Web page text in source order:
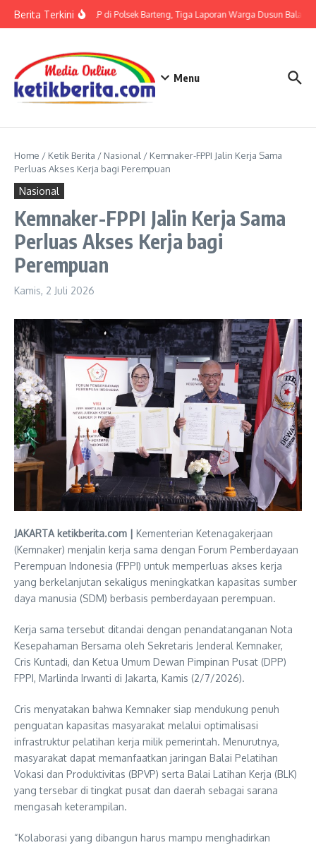
Berita TerkiniTerkait LP di Polsek Barteng, Tiga Laporan Warga Dusun Balaka
Menu
Home / Ketik Berita / Nasional / Kemnaker-FPPI Jalin Kerja Sama
Perluas Akses Kerja bagi Perempuan
Nasional
Kemnaker-FPPI Jalin Kerja Sama
Perluas Akses Kerja bagi
Perempuan
Kamis, 2 Juli 2026
JAKARTA ketikberita.com | Kementerian Ketenagakerjaan
(Kemnaker) menjalin kerja sama dengan Forum Pemberdayaan
Perempuan Indonesia (FPPI) untuk memperluas akses kerja
yang berkelanjutan sekaligus meningkatkan kapasitas sumber
daya manusia (SDM) berbasis pemberdayaan perempuan.
Kerja sama tersebut ditandai dengan penandatanganan Nota
Kesepahaman Bersama oleh Sekretaris Jenderal Kemnaker,
Cris Kuntadi, dan Ketua Umum Dewan Pimpinan Pusat (DPP)
FPPI, Marlinda Irwanti di Jakarta, Kamis (2/7/2026).
Cris menyatakan bahwa Kemnaker siap mendukung penuh
penguatan kapasitas masyarakat melalui optimalisasi
infrastruktur pelatihan kerja milik pemerintah. Menurutnya,
masyarakat dapat memanfaatkan jaringan Balai Pelatihan
Vokasi dan Produktivitas (BPVP) serta Balai Latihan Kerja (BLK)
yang tersebar di tingkat pusat dan daerah sebagai sarana
mengasah keterampilan.
“Kolaborasi yang dibangun harus mampu menghadirkan